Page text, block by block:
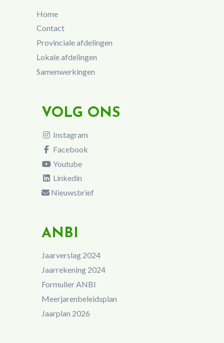
Home
Contact
Provinciale afdelingen
Lokale afdelingen
Samenwerkingen
VOLG ONS
Instagram
Facebook
Youtube
Linkedin
Nieuwsbrief
ANBI
Jaarverslag 2024
Jaarrekening 2024
Formulier ANBI
Meerjarenbeleidsplan
Jaarplan 2026